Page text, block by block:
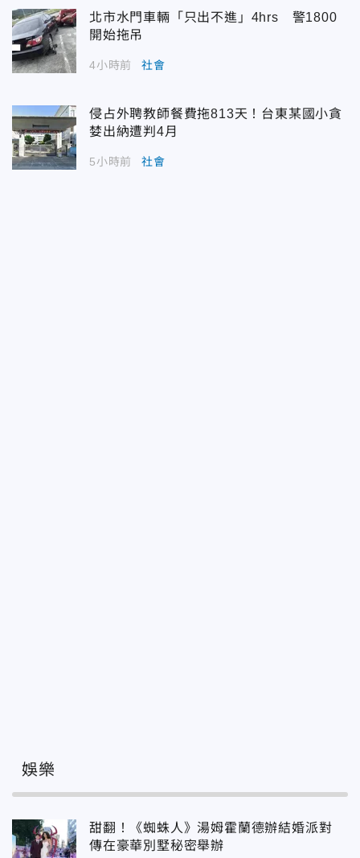
北市水門車輛「只出不進」4hrs 警1800
開始拖吊
4小時前 社會
侵占外聘教師餐費拖813天！台東某國小貪
婪出納遭判4月
5小時前 社會
娛樂
甜翻！《蜘蛛人》湯姆霍蘭德辦結婚派對
傳在豪華別墅秘密舉辦